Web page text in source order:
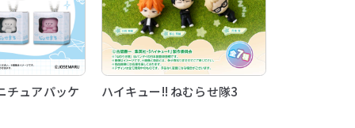
チュアパッケ ハイキュー!! ねむらせ隊3